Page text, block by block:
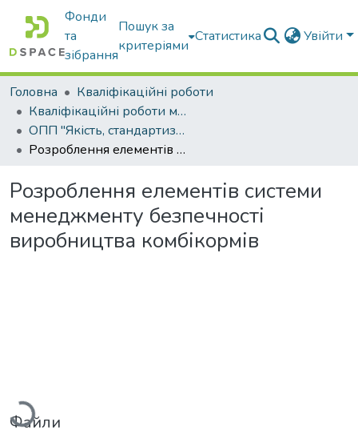
Фонди
та
зібрання
Пошук за
критеріями
Статистика Увійти
Головна
Кваліфікаційні роботи
Кваліфікаційні роботи магістрів
ОПП "Якість, стандартизація та сертифікація"
Розроблення елементів системи менеджменту безпечності виробництва комбікормів
Розроблення елементів системи
менеджменту безпечності
виробництва комбікормів
Вантажиться...
Файли